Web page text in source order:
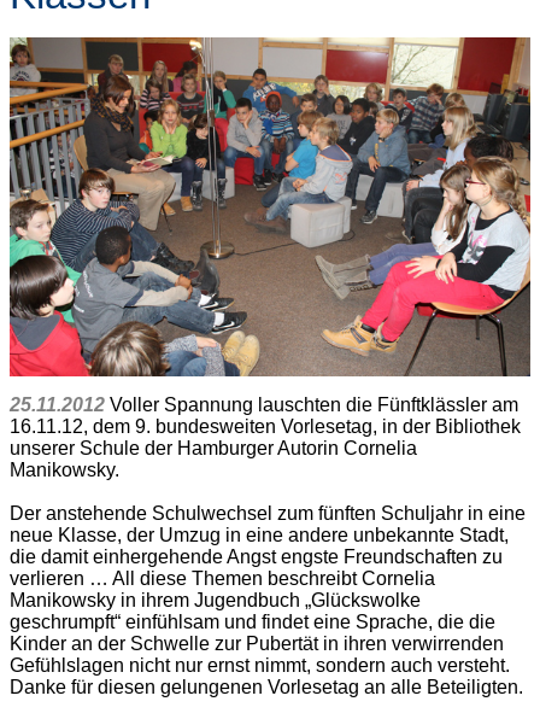
25.11.2012 Voller Spannung lauschten die Fünftklässler am
16.11.12, dem 9. bundesweiten Vorlesetag, in der Bibliothek
unserer Schule der Hamburger Autorin Cornelia
Manikowsky.
Der anstehende Schulwechsel zum fünften Schuljahr in eine
neue Klasse, der Umzug in eine andere unbekannte Stadt,
die damit einhergehende Angst engste Freundschaften zu
verlieren … All diese Themen beschreibt Cornelia
Manikowsky in ihrem Jugendbuch „Glückswolke
geschrumpft“ einfühlsam und findet eine Sprache, die die
Kinder an der Schwelle zur Pubertät in ihren verwirrenden
Gefühlslagen nicht nur ernst nimmt, sondern auch versteht.
Danke für diesen gelungenen Vorlesetag an alle Beteiligten.